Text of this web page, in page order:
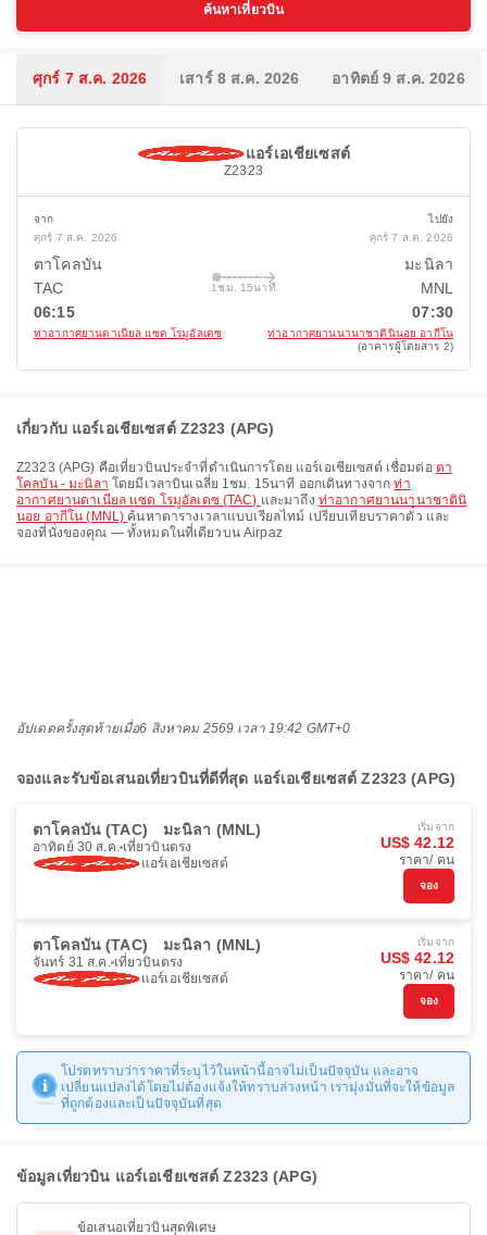
ค้นหาเที่ยวบิน
ศุกร์ 7 ส.ค. 2026 เสาร์ 8 ส.ค. 2026 อาทิตย์ 9 ส.ค. 2026
แอร์เอเชียเซสต์
Z2323
จาก
ศุกร์ 7 ส.ค. 2026
ตาโคลบัน
TAC
06:15
ท่าอากาศยานดาเนียล แซด โรมูอัลเดซ
1ชม. 15นาที
ไปยัง
ศุกร์ 7 ส.ค. 2026
มะนิลา
MNL
07:30
ท่าอากาศยานนานาชาตินินอย อากีโน
(อาคารผู้โดยสาร 2)
เกี่ยวกับ แอร์เอเชียเซสต์ Z2323 (APG)
Z2323 (APG) คือเที่ยวบินประจำที่ดำเนินการโดย แอร์เอเชียเซสต์ เชื่อมต่อ ตา
โคลบัน - มะนิลา โดยมีเวลาบินเฉลี่ย 1ชม. 15นาที ออกเดินทางจากท่า
อากาศยานดาเนียล แซด โรมูอัลเดซ (TAC) และมาถึง ท่าอากาศยานนานาชาตินิ
นอย อากีโน (MNL) ค้นหาตารางเวลาแบบเรียลไทม์ เปรียบเทียบราคาตั๋ว และ
จองที่นั่งของคุณ — ทั้งหมดในที่เดียวบน Airpaz
อัปเดตครั้งสุดท้ายเมื่อ6 สิงหาคม 2569 เวลา 19:42 GMT+0
จองและรับข้อเสนอเที่ยวบินที่ดีที่สุด แอร์เอเชียเซสต์ Z2323 (APG)
ตาโคลบัน (TAC) มะนิลา (MNL)
อาทิตย์ 30 ส.ค. เที่ยวบินตรง
แอร์เอเชียเซสต์
เริ่มจาก
US$ 42.12
ราคา/ คน
จอง
ตาโคลบัน (TAC) มะนิลา (MNL)
จันทร์ 31 ส.ค. เที่ยวบินตรง
แอร์เอเชียเซสต์
เริ่มจาก
US$ 42.12
ราคา/ คน
จอง
โปรดทราบว่าราคาที่ระบุไว้ในหน้านี้อาจไม่เป็นปัจจุบัน และอาจ
เปลี่ยนแปลงได้โดยไม่ต้องแจ้งให้ทราบล่วงหน้า เรามุ่งมั่นที่จะให้ข้อมูล
ที่ถูกต้องและเป็นปัจจุบันที่สุด
ข้อมูลเที่ยวบิน แอร์เอเชียเซสต์ Z2323 (APG)
ข้อเสนอเที่ยวบินสุดพิเศษ